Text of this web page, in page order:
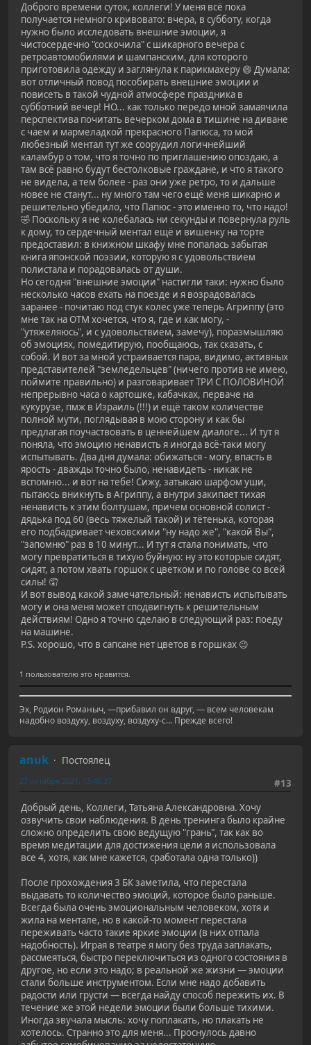
Доброго времени суток, коллеги! У меня всё пока
получается немного кривовато: вчера, в субботу, когда
нужно было исследовать внешние эмоции, я
чистосердечно "соскочила" с шикарного вечера с
ретроавтомобилями и шампанским, для которого
приготовила одежду и заглянула к парикмахеру 😄 Думала:
вот отличный повод пособирать внешние эмоции и
повисеть в такой чудной атмосфере праздника в
субботний вечер! НО... как только передо мной замаячила
перспектива почитать вечерком дома в тишине на диване
с чаем и мармеладкой прекрасного Папюса, то мой
любезный ментал тут же соорудил логичнейший
каламбур о том, что я точно по приглашению опоздаю, а
там всё равно будут бестолковые граждане, и что я такого
не видела, а тем более - раз они уже ретро, то и дальше
новее не станут... ну много там чего ещё меня шикарно и
решительно убедило, что Папюс - это именно то, что надо!
🤣 Поскольку я не колебалась ни секунды и повернула руль
к дому, то сердечный ментал ещё и вишенку на торте
предоставил: в книжном шкафу мне попалась забытая
книга японской поэзии, которую я с удовольствием
полистала и порадовалась от души.
Но сегодня "внешние эмоции" настигли таки: нужно было
несколько часов ехать на поезде и я возрадовалась
заранее - почитаю под стук колес уже теперь Агриппу (это
мне так на ОТМ хочется, что я, где и как могу, -
"утяжеляюсь", и с удовольствием, замечу), поразмышляю
об эмоциях, помедитирую, пообщаюсь, так сказать, с
собой. И вот за мной устраивается пара, видимо, активных
представителей "земледельцев" (ничего против не имею,
поймите правильно) и разговаривает ТРИ С ПОЛОВИНОЙ
непрерывно часа о картошке, кабачках, перваче на
кукурузе, пмж в Израиль (!!!) и ещё таком количестве
полной мути, поглядывая в мою сторону и как бы
предлагая поучаствовать в ценнейшем диалоге... И тут я
поняла, что эмоцию ненависть я иногда всё-таки могу
испытывать. Два дня думала: обижаться - могу, впасть в
ярость - дважды точно было, ненавидеть - никак не
вспомню... и вот на тебе! Сижу, затыкаю шарфом уши,
пытаюсь вникнуть в Агриппу, а внутри закипает тихая
ненависть к этим болтушам, причем основной солист -
дядька под 60 (весь тяжелый такой) и тётенька, которая
его подбадривает чеховскими "ну надо же", "какой Вы",
"запомню" раз в 10 минут... И тут я стала понимать, что
могу превратиться в тихую буйную: ну это которые сидят,
сидят, а потом хвать горшок с цветком и по голове со всей
силы! 🤦
И вот вывод какой замечательный: ненависть испытывать
могу и она меня может сподвигнуть к решительным
действиям! Одно я точно сделаю в следующий раз: поеду
на машине.
P.S. хорошо, что в сапсане нет цветов в горшках 😉
1 пользователю это нравится.
Эх, Родион Романыч, —прибавил он вдруг, — всем человекам
надобно воздуху, воздуху, воздуху-с... Прежде всего!
anuk
Постоялец
#13
27 октября 2021, 13:46:37
Добрый день, Коллеги, Татьяна Александровна. Хочу
озвучить свои наблюдения. В день тренинга было крайне
сложно определить свою ведущую "грань", так как во
время медитации для достижения цели я использовала
все 4, хотя, как мне кажется, сработала одна только))
После прохождения 3 БК заметила, что перестала
выдавать то количество эмоций, которое было раньше.
Всегда была очень эмоциональным человеком, хотя и
жила на ментале, но в какой-то момент перестала
переживать часто такие яркие эмоции (в них отпала
надобность). Играя в театре я могу без труда заплакать,
рассмеяться, быстро переключиться из одного состояния в
другое, но если это надо; в реальной же жизни — эмоции
стали больше инструментом. Если мне надо добавить
радости или грусти — всегда найду способ пережить их. В
течение же этой недели эмоции были больше тихими.
Иногда звучала мысль: хочу поплакать, но плакать не
хотелось. Странно это для меня... Проснулось давно